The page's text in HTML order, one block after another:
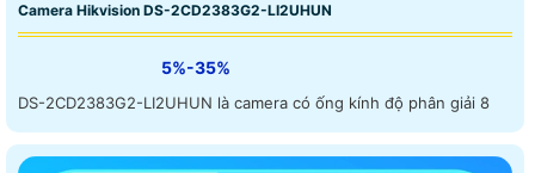
Camera Hikvision DS-2CD2383G2-LI2UHUN
5%-35%
DS-2CD2383G2-LI2UHUN là camera có ống kính độ phân giải 8